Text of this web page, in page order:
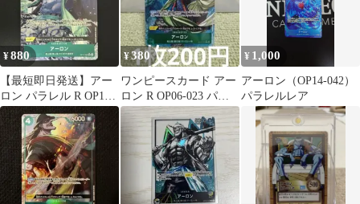
¥880
【最短即日発送】アー
ロン パラレル R OP11-
023 緑
¥380
ワンピースカード アー
ロン R OP06-023 パラ
レル
¥ 1,000
アーロン（OP14-042）
パラレルレア